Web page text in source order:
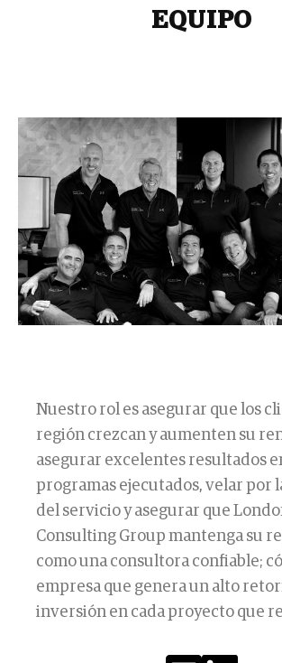
EQUIPO
Nuestro rol es asegurar que los
región crezcan y aumenten su
asegurar excelentes resultados
programas ejecutados, velar por
del servicio y asegurar que
Consulting Group mantenga su
como una consultora confiable;
empresa que genera un alto
inversión en cada proyecto que